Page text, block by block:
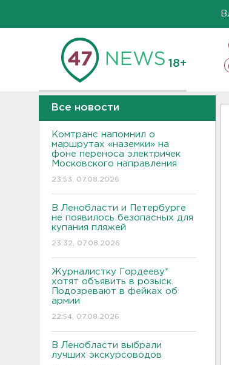
18+
Все новости
Комтранс напомнил о
маршрутах «наземки» на
фоне переноса электричек
Московского направления
23:53, 07.08.2026
В Ленобласти и Петербурге
не появилось безопасных для
купания пляжей
23:32, 07.08.2026
Журналистку Гордееву*
хотят объявить в розыск.
Подозревают в фейках об
армии
22:54, 07.08.2026
В Ленобласти выбрали
лучших экскурсоводов